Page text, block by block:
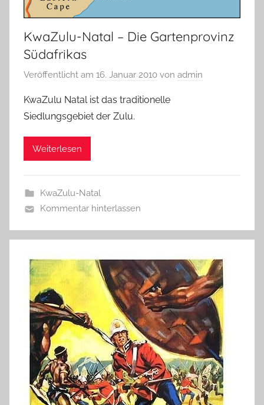
KwaZulu-Natal – Die Gartenprovinz
Südafrikas
Veröffentlicht am 16. Januar 2010 von admin
KwaZulu Natal ist das traditionelle
Siedlungsgebiet der Zulu.
Weiterlesen
KwaZulu-Natal
Kommentar hinterlassen